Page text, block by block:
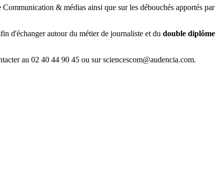
& médias ainsi que sur les débouchés apportés par
d'échanger autour du métier de journaliste et du double diplôme
au 02 40 44 90 45 ou sur sciencescom@audencia.com.